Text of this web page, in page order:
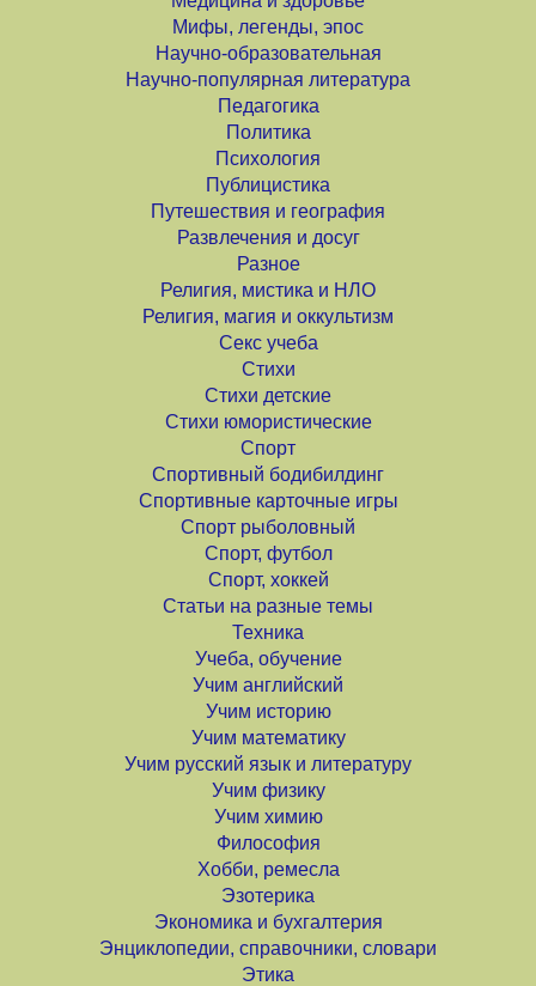
Мифы, легенды, эпос
Научно-образовательная
Научно-популярная литература
Педагогика
Политика
Психология
Публицистика
Путешествия и география
Развлечения и досуг
Разное
Религия, мистика и НЛО
Религия, магия и оккультизм
Секс учеба
Стихи
Стихи детские
Стихи юмористические
Спорт
Спортивный бодибилдинг
Спортивные карточные игры
Спорт рыболовный
Спорт, футбол
Спорт, хоккей
Статьи на разные темы
Техника
Учеба, обучение
Учим английский
Учим историю
Учим математику
Учим русский язык и литературу
Учим физику
Учим химию
Философия
Хобби, ремесла
Эзотерика
Экономика и бухгалтерия
Энциклопедии, справочники, словари
Этика